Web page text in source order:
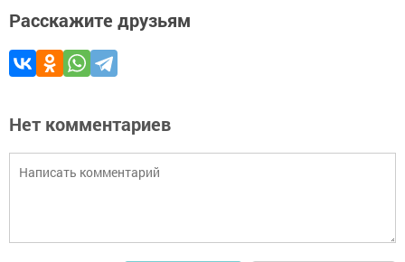
Расскажите друзьям
Нет комментариев